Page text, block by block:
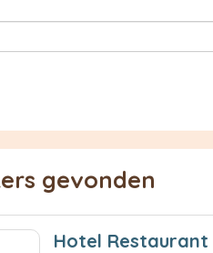
gevonden
Hotel Restaurant